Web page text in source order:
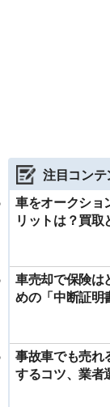
注目コンテ
車をオークショ
リットは？買取
車売却で保険は
めの「中断証明
事故車でも売れ
するコツ、業者